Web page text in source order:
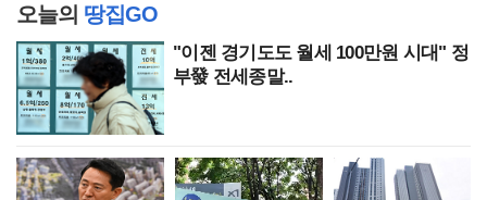
오늘의 땅집GO
"이젠 경기도도 월세 100만원 시대" 정
부發 전세종말..